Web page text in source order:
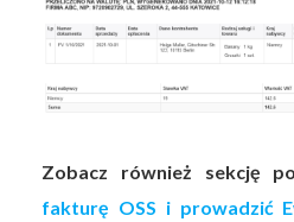
Zobacz również sekcję
fakturę OSS i prowadzić